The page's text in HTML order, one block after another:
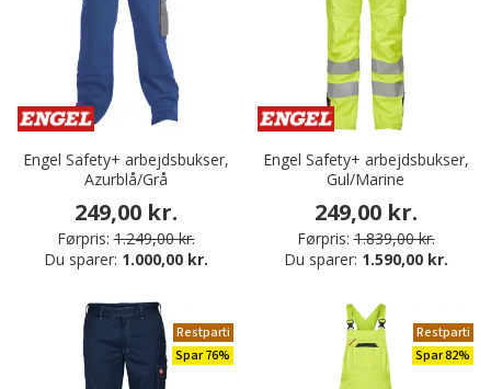
Engel Safety+ arbejdsbukser,
Azurblå/Grå
249,00 kr.
Førpris: 1.249,00 kr.
Du sparer: 1.000,00 kr.
Engel Safety+ arbejdsbukser,
Gul/Marine
249,00 kr.
Førpris: 1.839,00 kr.
Du sparer: 1.590,00 kr.
Restparti
Spar 76%
Restparti
Spar 82%